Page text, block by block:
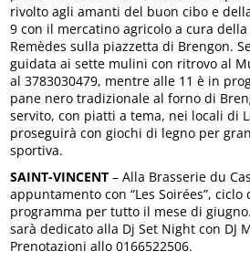
rivolto agli amanti del buon cibo e
9 con il mercatino agricolo a cura
Remèdes sulla piazzetta di Brengon.
guidata ai sette mulini con ritrovo al
al 3783030479, mentre alle 11 è in
pane nero tradizionale al forno di
servito, con piatti a tema, nei locali di
proseguirà con giochi di legno per
sportiva.
SAINT-VINCENT – Alla Brasserie du
appuntamento con “Les Soirées”,
programma per tutto il mese di
sarà dedicato alla Dj Set Night con DJ
Prenotazioni allo 0166522506.